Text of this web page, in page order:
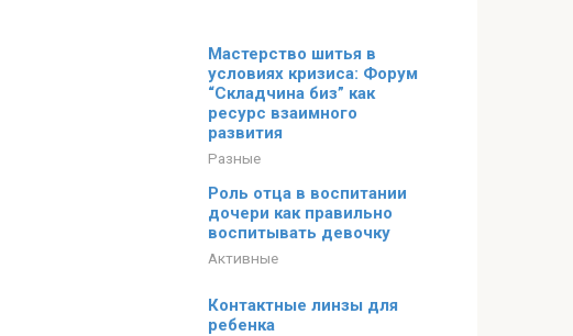
Мастерство шитья в
условиях кризиса: Форум
“Складчина биз” как
ресурс взаимного
развития
Разные
Роль отца в воспитании
дочери как правильно
воспитывать девочку
Активные
Контактные линзы для
ребенка